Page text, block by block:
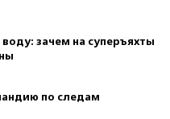
зачем на суперъяхты
по следам